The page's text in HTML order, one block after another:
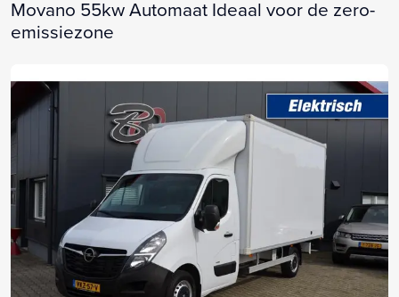
Movano 55kw Automaat Ideaal voor de zero-
emissiezone